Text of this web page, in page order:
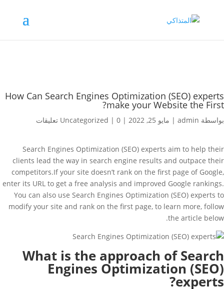
How Can Search Engines Optimization (SEO) experts
make your Website the First?
بواسطة admin
| مايو 25, 2022 |
Uncategorized | 0 تعليقات
Search Engines Optimization (SEO) experts aim to help their
clients lead the way in search engine results and outpace their
competitors.If your site doesn’t rank on the first page of Google,
enter its URL to get a free analysis and improved Google rankings.
You can also use Search Engines Optimization (SEO) experts to
modify your site and rank on the first page, to learn more, follow
the article below.
What is the approach of Search
Engines Optimization (SEO)
experts?